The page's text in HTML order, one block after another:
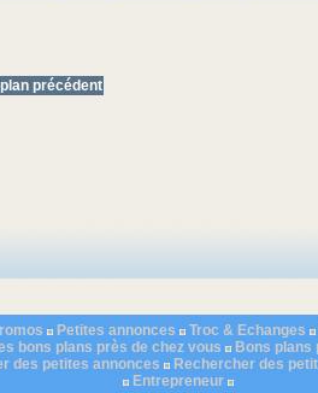
précédent
Petites annonces Troc & Echanges
bons plans près de chez vous Bons plans
des petites annonces Rechercher des
Entrepreneur